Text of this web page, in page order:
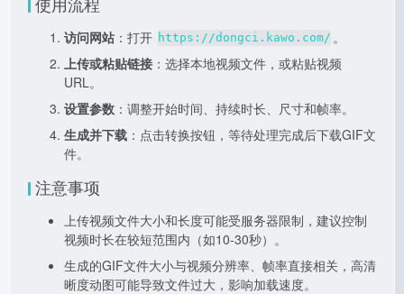
访问网站 ：打开 https://dongci.kawo.com/ 。
上传或粘贴链接 ：选择本地视频文件，或粘贴视频
URL。
设置参数 ：调整开始时间、持续时长、尺寸和帧率。
生成并下载 ：点击转换按钮，等待处理完成后下载GIF文
件。
注意事项
上传视频文件大小和长度可能受服务器限制，建议控制
视频时长在较短范围内（如10-30秒）。
生成的GIF文件大小与视频分辨率、帧率直接相关，高清
晰度动图可能导致文件过大，影响加载速度。